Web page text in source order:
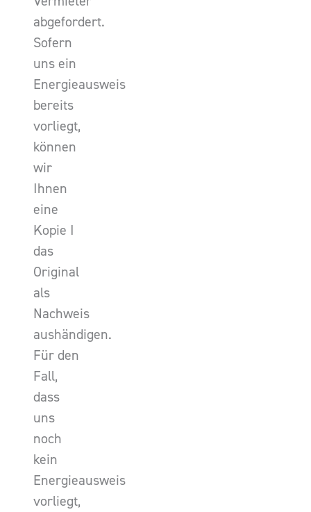
abgefordert.
Sofern
uns ein
Energieausweis
bereits
vorliegt,
können
wir
Ihnen
eine
Kopie I
das
Original
als
Nachweis
aushändigen.
Für den
Fall,
dass
uns
noch
kein
Energieausweis
vorliegt,